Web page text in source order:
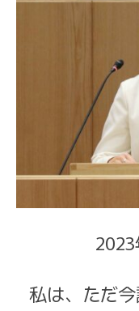
私は、ただ